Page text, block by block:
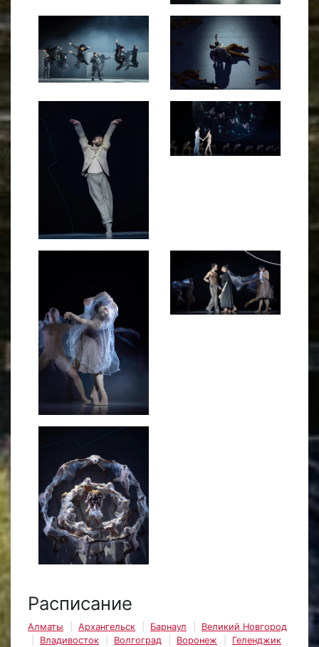
Расписание
Алматы Архангельск Барнаул
Великий Новгород
Владивосток
Волгоград Воронеж
Геленджик